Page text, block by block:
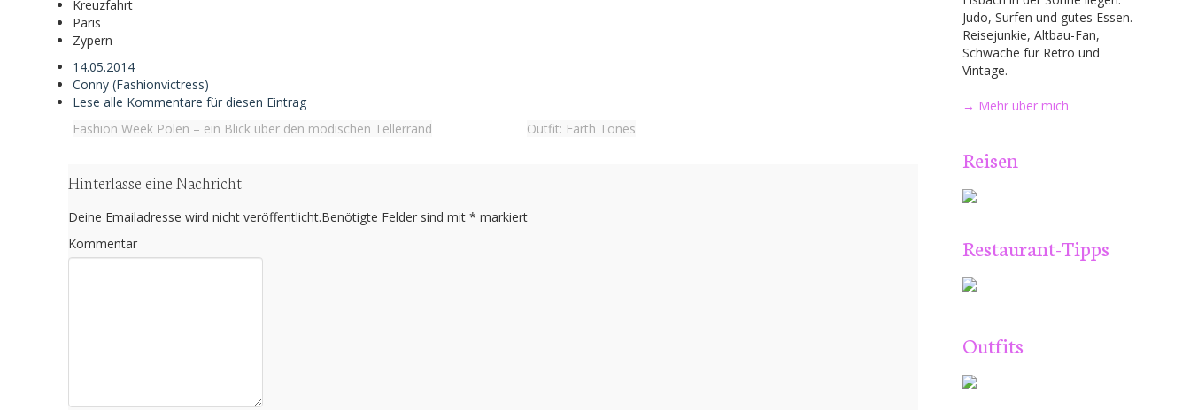
Kreuzfahrt
Paris
Zypern
14.05.2014
Conny (Fashionvictress)
Lese alle Kommentare für diesen Eintrag
Fashion Week Polen – ein Blick über den modischen Tellerrand
Outfit: Earth Tones
Hinterlasse eine Nachricht
Deine Emailadresse wird nicht veröffentlicht.Benötigte Felder sind mit * markiert
Kommentar
Judo, Surfen und gutes Essen.
Reisejunkie, Altbau-Fan,
Schwäche für Retro und
Vintage.
→ Mehr über mich
Reisen
Restaurant-Tipps
Outfits